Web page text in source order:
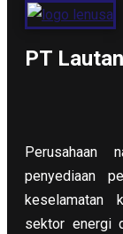
PT
penyediaan
keselamatan
sektor energi